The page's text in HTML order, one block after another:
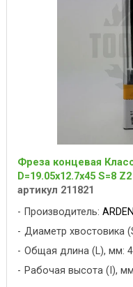
Фреза концевая
D=19.05x12.7x45 S=8
артикул 211821
Производитель: ARDEN
Диаметр хвостовика
Общая длина (L), мм:
Рабочая высота (I),